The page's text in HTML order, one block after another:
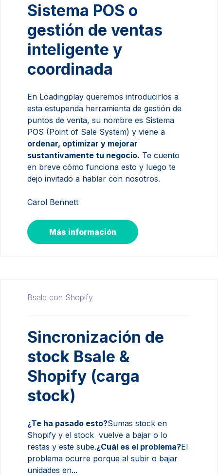
Sistema POS o
gestión de ventas
inteligente y
coordinada
En Loadingplay queremos introducirlos a
esta estupenda herramienta de gestión de
puntos de venta, su nombre es Sistema
POS (Point of Sale System) y viene a
ordenar, optimizar y mejorar
sustantivamente tu negocio. Te cuento
en breve cómo funciona esto y luego te
dejo invitado a hablar con nosotros.
Carol Bennett
Más información
Bsale con Shopify
Sincronización de
stock Bsale &
Shopify (carga
stock)
¿Te ha pasado esto?Sumas stock en
Shopify y el stock vuelve a bajar o lo
restas y este sube.¿Cuál es el problema?El
problema ocurre porque al subir o bajar
unidades en...